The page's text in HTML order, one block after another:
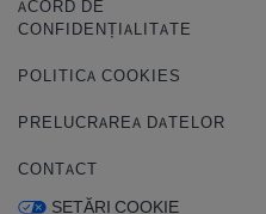
ACORD DE
CONFIDENȚIALITATE
POLITICA COOKIES
PRELUCRAREA DATELOR
CONTACT
SETĂRI COOKIE